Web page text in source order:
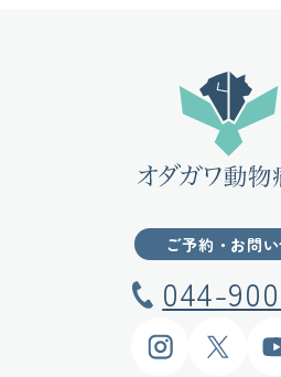
ご予約・お問
044-
InstagramX